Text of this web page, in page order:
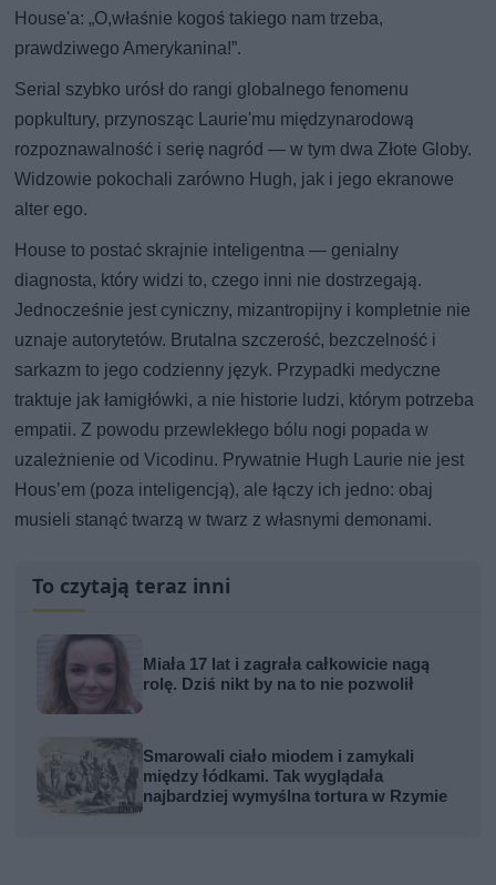
House'a: „O,właśnie kogoś takiego nam trzeba,
prawdziwego Amerykanina!”.
Serial szybko urósł do rangi globalnego fenomenu
popkultury, przynosząc Laurie'mu międzynarodową
rozpoznawalność i serię nagród — w tym dwa Złote Globy.
Widzowie pokochali zarówno Hugh, jak i jego ekranowe
alter ego.
House to postać skrajnie inteligentna — genialny
diagnosta, który widzi to, czego inni nie dostrzegają.
Jednocześnie jest cyniczny, mizantropijny i kompletnie nie
uznaje autorytetów. Brutalna szczerość, bezczelność i
sarkazm to jego codzienny język. Przypadki medyczne
traktuje jak łamigłówki, a nie historie ludzi, którym potrzeba
empatii. Z powodu przewlekłego bólu nogi popada w
uzależnienie od Vicodinu. Prywatnie Hugh Laurie nie jest
Hous’em (poza inteligencją), ale łączy ich jedno: obaj
musieli stanąć twarzą w twarz z własnymi demonami.
To czytają teraz inni
Miała 17 lat i zagrała całkowicie nagą
rolę. Dziś nikt by na to nie pozwolił
Smarowali ciało miodem i zamykali
między łódkami. Tak wyglądała
najbardziej wymyślna tortura w Rzymie